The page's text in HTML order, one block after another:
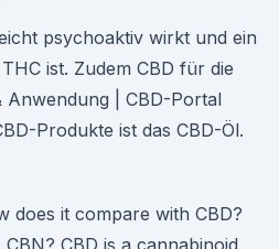
psychoaktiv wirkt und ein
ist. Zudem CBD für die
Anwendung | CBD-Portal
Produkte ist das CBD-Öl.
does it compare with CBD?
CBN? CBD is a cannabinoid